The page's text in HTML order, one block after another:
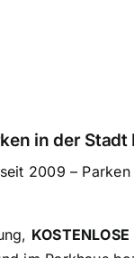
in der Stadt
2009 –